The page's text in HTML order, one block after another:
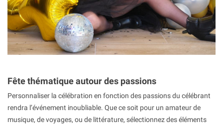
Fête thématique autour des passions
Personnaliser la célébration en fonction des passions du célébrant
rendra l’événement inoubliable. Que ce soit pour un amateur de
musique, de voyages, ou de littérature, sélectionnez des éléments